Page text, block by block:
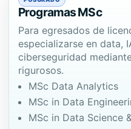
Programas MSc
Para egresados de
especializarse en data,
ciberseguridad
rigurosos.
MSc Data Analytics
MSc in Data
MSc in Data Science